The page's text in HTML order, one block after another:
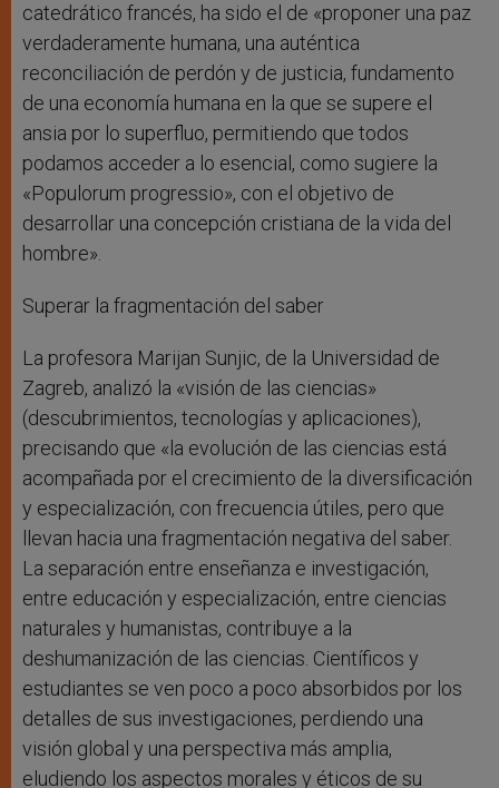
catedrático francés, ha sido el de «proponer una paz
verdaderamente humana, una auténtica
reconciliación de perdón y de justicia, fundamento
de una economía humana en la que se supere el
ansia por lo superfluo, permitiendo que todos
podamos acceder a lo esencial, como sugiere la
«Populorum progressio», con el objetivo de
desarrollar una concepción cristiana de la vida del
hombre».
Superar la fragmentación del saber
La profesora Marijan Sunjic, de la Universidad de
Zagreb, analizó la «visión de las ciencias»
(descubrimientos, tecnologías y aplicaciones),
precisando que «la evolución de las ciencias está
acompañada por el crecimiento de la diversificación
y especialización, con frecuencia útiles, pero que
llevan hacia una fragmentación negativa del saber.
La separación entre enseñanza e investigación,
entre educación y especialización, entre ciencias
naturales y humanistas, contribuye a la
deshumanización de las ciencias. Científicos y
estudiantes se ven poco a poco absorbidos por los
detalles de sus investigaciones, perdiendo una
visión global y una perspectiva más amplia,
eludiendo los aspectos morales y éticos de su